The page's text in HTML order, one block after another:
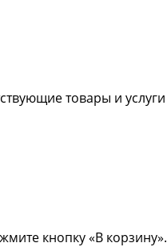
товары и услуги
кнопку «В корзину».